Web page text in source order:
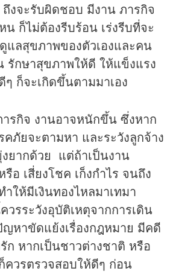
ถึงจะรับผิดชอบ มีงาน ภารกิจ
ก็ไม่ต้องรีบร้อน เร่งรีบที่จะ
แลสุขภาพของตัวเองและคน
รักษาสุขภาพให้ดี ให้แข็งแรง
ก็จะเกิดขึ้นตามมาเอง
งานอาจหนักขึ้น ซึ่งหาก
ภัยจะตามหา และระวังลูกจ้าง
ยากด้วย แต่ถ้าเป็นงาน
อ เสี่ยงโชค เก็งกำไร จนถึง
ให้มีเงินทองไหลมาเทมา
รระวังอุบัติเหตุจากการเดิน
ญหาขัดแย้งเรื่องกฎหมาย มีคดี
ก หากเป็นชาวต่างชาติ หรือ
ควรตรวจสอบให้ดีๆ ก่อน